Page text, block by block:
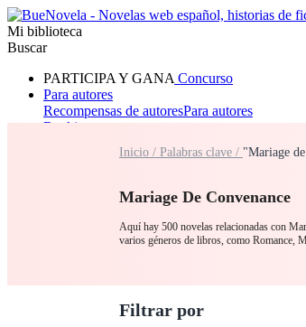
Mi biblioteca
Buscar
PARTICIPA Y GANA Concurso
Para autores
Recompensas de autoresPara autores
Ranking
RomanceHombre loboMafiaSistema
Inicio / Palabras clave / "Mariage
Mariage De Convenance
Aquí hay 500 novelas relacionadas con
varios géneros de libros, como Romance,
Filtrar por